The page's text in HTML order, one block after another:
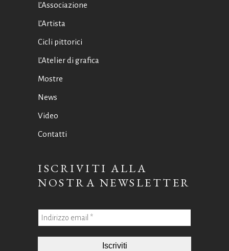
L’Associazione
L’Artista
Cicli pittorici
L’Atelier di grafica
Mostre
News
Video
Contatti
ISCRIVITI ALLA
NOSTRA NEWSLETTER